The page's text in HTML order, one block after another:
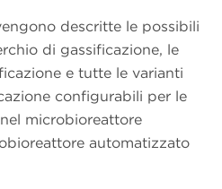
descritte le possibili
di gassificazione, le
e tutte le varianti
configurabili per le
microbioreattore
automatizzato